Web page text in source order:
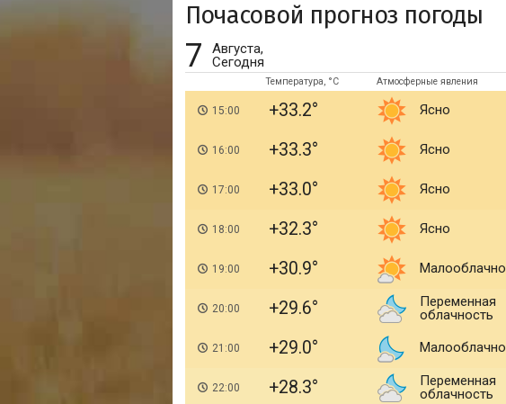
Почасовой прогноз погоды
7
Августа,
Сегодня
Температура, °C Атмосферные явления
15:00 +33.2 Ясно
16:00 +33.3 Ясно
17:00 +33.0 Ясно
18:00 +32.3 Ясно
19:00 +30.9 Малооблачно
20:00 +29.6
Переменная
облачность
21:00 +29.0 Малооблачно
22:00 +28.3
Переменная
облачность